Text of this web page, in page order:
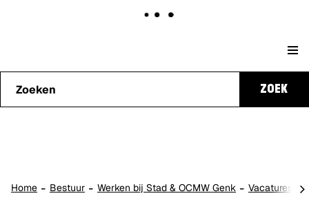
Genk
kunnen
we je
ZOEK
Home Bestuur Werken bij Stad & OCMW Genk Vacatures